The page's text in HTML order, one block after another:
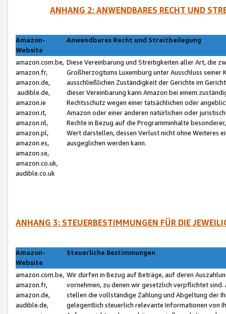
ANHANG 2: ANWENDBARES RECHT UND
Amazon-
Website
Anwendbares Recht und Streitbeilegung
amazon.com.be,
amazon.fr,
amazon.de,
audible.de,
amazon.ie
amazon.it,
amazon.nl,
amazon.pl,
amazon.es,
amazon.se,
amazon.co.uk,
audible.co.uk
Diese Vereinbarung und Streitigkeiten aller Art, die
Großherzogtums Luxemburg unter Ausschluss
ausschließlichen Zuständigkeit der Gerichte im
dieser Vereinbarung kann Amazon bei einem
Rechtsschutz wegen einer tatsächlichen oder
Amazon oder einer anderen natürlichen oder
Rechte in Bezug auf die Programminhalte
Wert darstellen, dessen Verlust nicht ohne Weiteres
ausgeglichen werden kann.
ANHANG 3: STEUERBESTIMMUNGEN FÜR DIE
Amazon-
Website
Steuerliche Bestimmungen
amazon.com.be,
amazon.fr,
amazon.de,
audible.de,
Wir dürfen in Bezug auf Beträge, auf deren
vornehmen, zu denen wir gesetzlich verpflichtet
stellen die vollständige Zahlung und Abgeltung der
gelegentlich steuerlich relevante Informationen von